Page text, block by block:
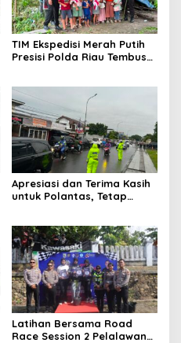
TIM Ekspedisi Merah Putih
Presisi Polda Riau Tembus
Putih Hadirkan Kepedulian
Nyata untuk Negeri
Apresiasi dan Terima Kasih
untuk Polantas, Tetap
Latihan Bersama Road
Race Session 2 Pelalawan